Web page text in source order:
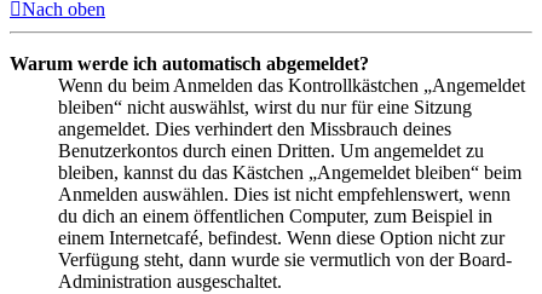
Nach oben
Warum werde ich automatisch abgemeldet?
Wenn du beim Anmelden das Kontrollkästchen „Angemeldet
bleiben“ nicht auswählst, wirst du nur für eine Sitzung
angemeldet. Dies verhindert den Missbrauch deines
Benutzerkontos durch einen Dritten. Um angemeldet zu
bleiben, kannst du das Kästchen „Angemeldet bleiben“ beim
Anmelden auswählen. Dies ist nicht empfehlenswert, wenn
du dich an einem öffentlichen Computer, zum Beispiel in
einem Internetcafé, befindest. Wenn diese Option nicht zur
Verfügung steht, dann wurde sie vermutlich von der Board-
Administration ausgeschaltet.